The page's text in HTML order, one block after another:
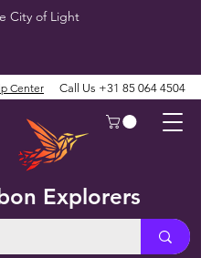
City of Light
Explorers
Center Call Us +31 85 064 4504